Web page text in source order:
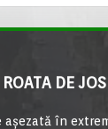
DE JOS
aşezată în